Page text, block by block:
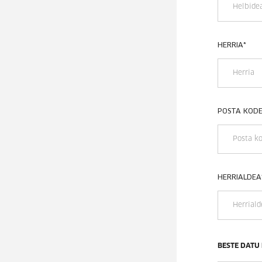
HERRIA*
POSTA
HERRIALDEA
BESTE